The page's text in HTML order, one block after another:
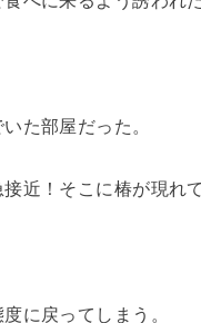
た部屋だった。
近！そこに椿が現
に戻ってしまう。